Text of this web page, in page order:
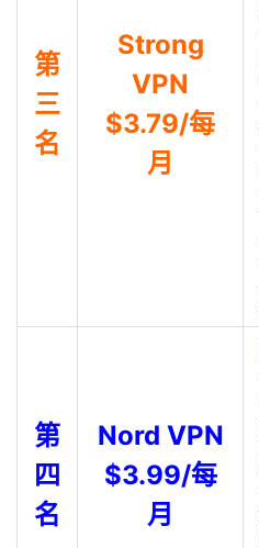
第
三
名
Strong
VPN
$3.79/每
月
第
四
名
Nord VPN
$3.99/每
月